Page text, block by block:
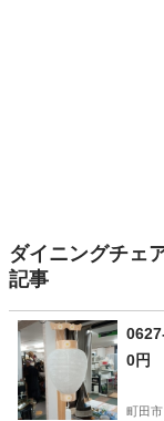
ダイニングチェ
記事
0円
町田市